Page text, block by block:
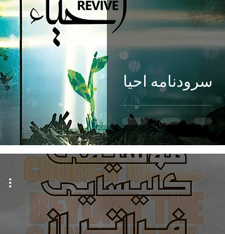
سرودنامه احیا